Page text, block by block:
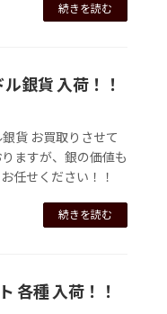
続きを読む
銀貨 入荷！！
貨 お買取りさせて
ますが、銀の価値も
任せください！！
続きを読む
各種 入荷！！